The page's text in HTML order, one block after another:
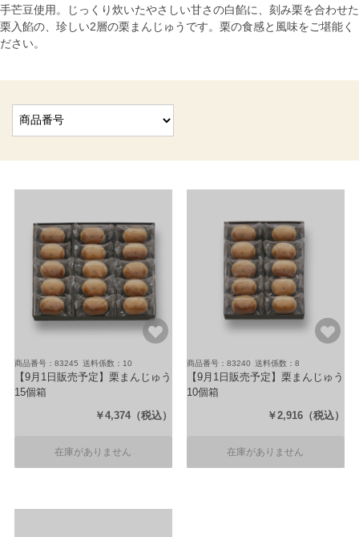
手芒豆使用。じっくり炊いたやさしい甘さの白餡に、刻み栗を合わせた
栗入餡の、珍しい2層の栗まんじゅうです。栗の食感と風味をご堪能く
ださい。
商品番号：83245 送料係数：10
【9月1日販売予定】栗まんじゅう
15個箱
￥4,374 （税込）
在庫がありません
商品番号：83240 送料係数：8
【9月1日販売予定】栗まんじゅう
10個箱
￥2,916 （税込）
在庫がありません